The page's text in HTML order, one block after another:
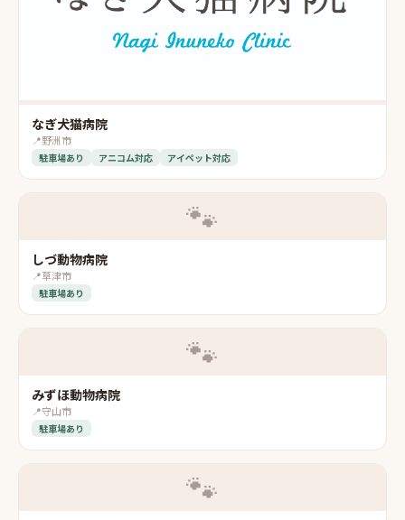
なぎ犬猫病院
📍野洲市
駐車場あり アニコム対応 アイペット対応
🐾
しづ動物病院
📍草津市
駐車場あり
🐾
みずほ動物病院
📍守山市
駐車場あり
🐾